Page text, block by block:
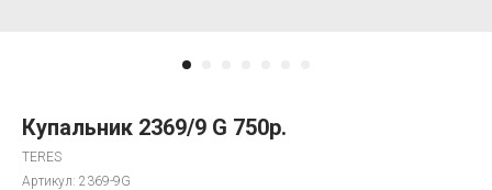
Купальник 2369/9 G 750р.
TERES
Артикул: 2369-9G